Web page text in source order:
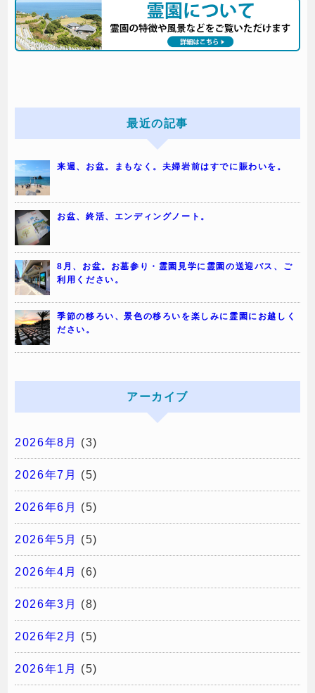
最近の記事
来週、お盆。まもなく。夫婦岩前はすでに賑わいを。
お盆、終活、エンディングノート。
8月、お盆。お墓参り・霊園見学に霊園の送迎バス、ご
利用ください。
季節の移ろい、景色の移ろいを楽しみに霊園にお越しく
ださい。
アーカイブ
2026年8月 (3)
2026年7月 (5)
2026年6月 (5)
2026年5月 (5)
2026年4月 (6)
2026年3月 (8)
2026年2月 (5)
2026年1月 (5)